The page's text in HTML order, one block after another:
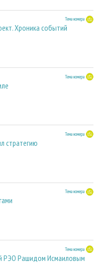
Тема номера
Хроника событий
Тема номера
Тема номера
стратегию
Тема номера
Тема номера
РЭО Рашидом Исмаиловым